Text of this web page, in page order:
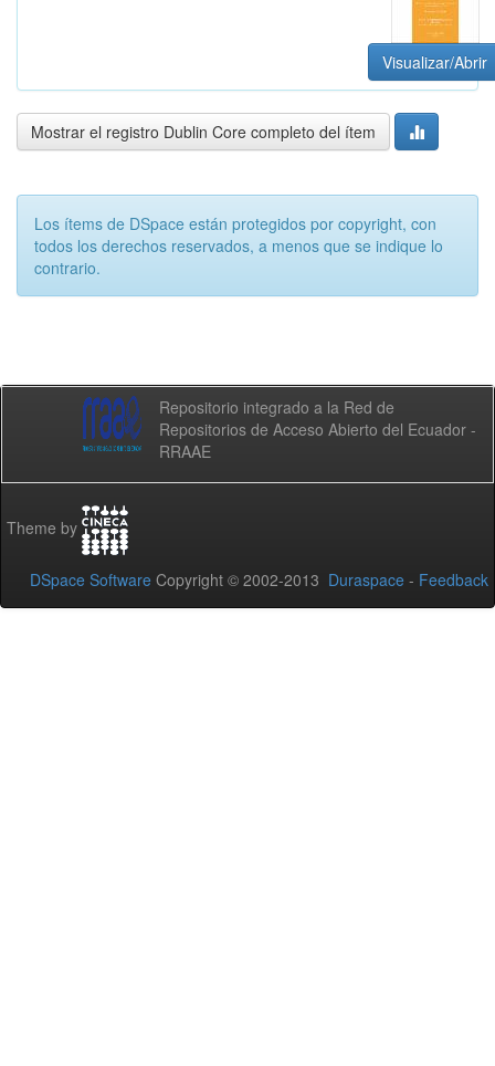
Visualizar/Abrir
Mostrar el registro Dublin Core completo del ítem
Los ítems de DSpace están protegidos por copyright, con
todos los derechos reservados, a menos que se indique lo
contrario.
Repositorio integrado a la Red de
Repositorios de Acceso Abierto del Ecuador -
RRAAE
Theme by
DSpace Software Copyright © 2002-2013 Duraspace - Feedback